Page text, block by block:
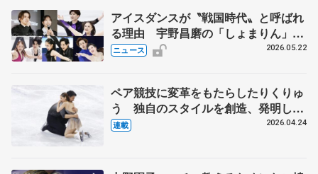
アイスダンスが〝戦国時代〟と呼ばれ
る理由 宇野昌磨の「しょまりん」ら
実力者が相次いで参戦 国内の競争激
ニュース 2026.05.22
ペア競技に変革をもたらしたりくりゅ
う 独自のスタイルを創造、発明した
【引退発表後②】
連載 2026.04.24